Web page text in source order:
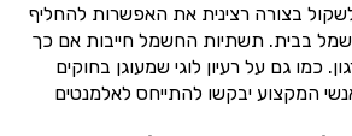
בצורה רצינית את האפשרות להחליף
בבית. תשתיות החשמל חייבות אם כך
כמו גם על רעיון לוגי שמעוגן בחוקים
המקצוע יבקשו להתייחס לאלמנטים